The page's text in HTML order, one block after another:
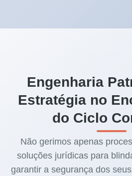
Engenharia
Estratégia no
do Ciclo
Não gerimos apenas
soluções jurídicas para
garantir a segurança dos